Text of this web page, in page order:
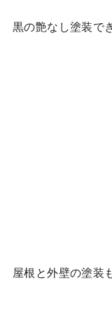
黒の艶なし塗装で
屋根と外壁の塗装